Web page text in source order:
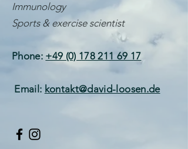
Immunology
Sports & exercise scientist
Phone: +49 (0) 178 211 69 17
Email: kontakt@david-loosen.de